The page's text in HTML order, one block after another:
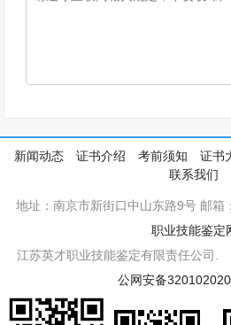
新闻动态 证书介绍 考前须知 证书
联系我们
地址：南京市新街口中山东路9号 邮
职业技能鉴定
江苏英才职业技能鉴定有限责任公司.
公网安备